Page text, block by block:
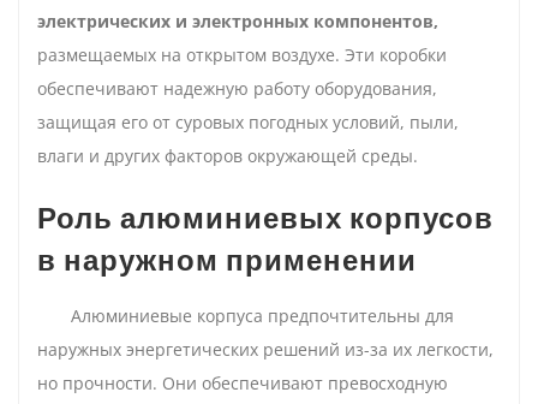
электрических и электронных компонентов,
размещаемых на открытом воздухе. Эти коробки
обеспечивают надежную работу оборудования,
защищая его от суровых погодных условий, пыли,
влаги и других факторов окружающей среды.
Роль алюминиевых корпусов
в наружном применении
Алюминиевые корпуса предпочтительны для
наружных энергетических решений из-за их легкости,
но прочности. Они обеспечивают превосходную